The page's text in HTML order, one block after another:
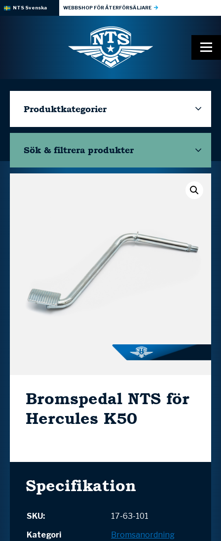
NTS Svenska WEBBSHOP FÖR ÅTERFÖRSÄLJARE
Produktkategorier
Sök & filtrera produkter
Bromspedal NTS för
Hercules K50
Specifikation
SKU:
17-63-101
Kategori
Bromsanordning